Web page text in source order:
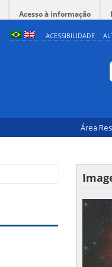
Acesso à informação
ACESSIBILIDADE
Área